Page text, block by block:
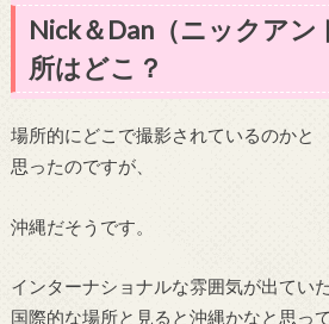
Nick＆Dan（ニックアン
所はどこ？
場所的にどこで撮影されているのかと
思ったのですが、
沖縄だそうです。
インターナショナルな雰囲気が出てい
国際的な場所と見ると沖縄かなと思っ